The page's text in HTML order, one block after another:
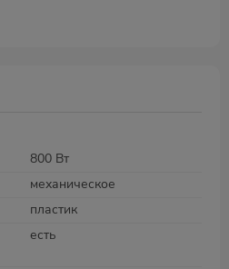
800 Вт
механическое
пластик
есть